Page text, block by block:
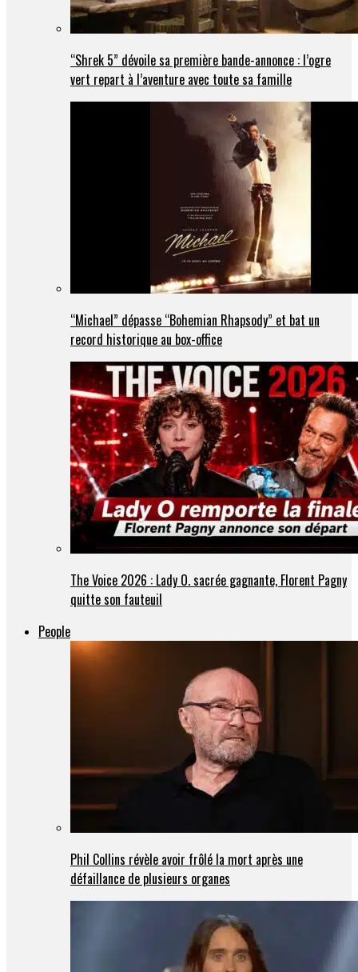
“Shrek 5” dévoile sa première bande-annonce : l’ogre
vert repart à l’aventure avec toute sa famille
“Michael” dépasse “Bohemian Rhapsody” et bat un
record historique au box-office
The Voice 2026 : Lady O. sacrée gagnante, Florent Pagny
quitte son fauteuil
People
Phil Collins révèle avoir frôlé la mort après une
défaillance de plusieurs organes